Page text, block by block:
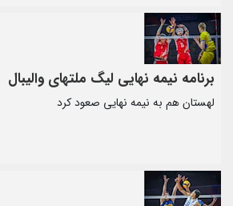
برنامه نیمه نهایی لیگ ملتهای والیبال
لهستان هم به نیمه نهایی صعود کرد